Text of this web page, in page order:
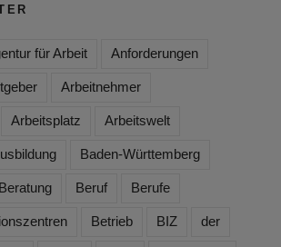
für Arbeit Anforderungen
Arbeitnehmer
Arbeitsplatz Arbeitswelt
Baden-Württemberg
Beratung Beruf Berufe
Betrieb BIZ der